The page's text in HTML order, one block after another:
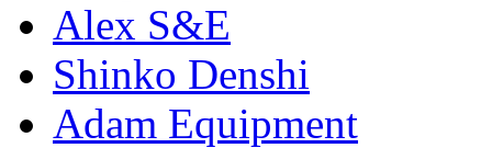
Alex S&E
Shinko Denshi
Adam Equipment